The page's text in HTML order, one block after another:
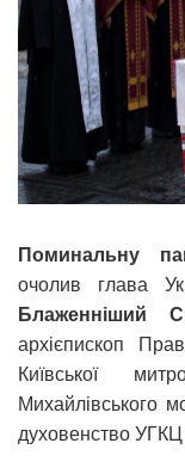
Поминальну
очолив глава
Блаженніший
архієпископ
Київської
Михайлівського
духовенство